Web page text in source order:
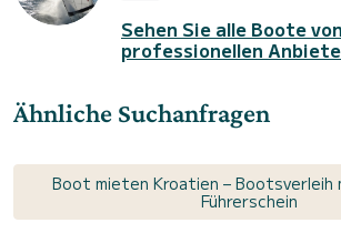
Sehen Sie alle Boote
professionellen
Ähnliche Suchanfragen
Boot mieten Kroatien – Bootsverleih
Führerschein